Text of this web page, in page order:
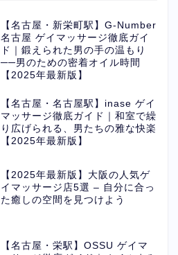
【名古屋・新栄町駅】G-Number
名古屋 ゲイマッサージ徹底ガイ
ド｜鍛えられた男の手の温もり
──男のための密着オイル時間
【2025年最新版】
【名古屋・名古屋駅】inase ゲイ
マッサージ徹底ガイド｜和室で繰
り広げられる、男たちの雅な快楽
【2025年最新版】
【2025年最新版】大阪の人気ゲ
イマッサージ店5選 – 自分に合っ
た癒しの空間を見つけよう
【名古屋・栄駅】OSSU ゲイマ